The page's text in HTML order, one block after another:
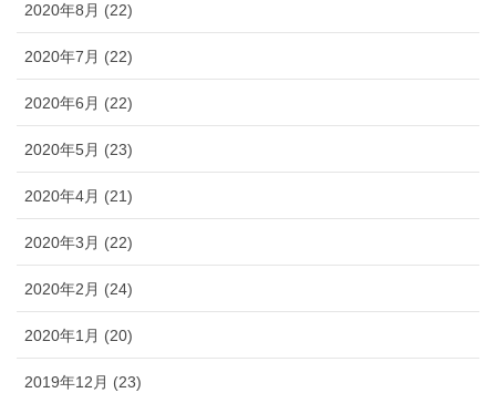
2020年8月 (22)
2020年7月 (22)
2020年6月 (22)
2020年5月 (23)
2020年4月 (21)
2020年3月 (22)
2020年2月 (24)
2020年1月 (20)
2019年12月 (23)